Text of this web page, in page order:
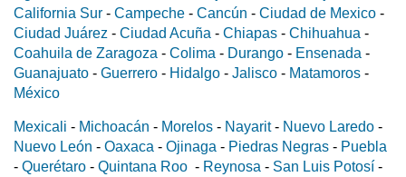
California Sur - Campeche - Cancún - Ciudad de Mexico -
Ciudad Juárez - Ciudad Acuña - Chiapas - Chihuahua -
Coahuila de Zaragoza - Colima - Durango - Ensenada -
Guanajuato - Guerrero - Hidalgo - Jalisco - Matamoros -
México
Mexicali - Michoacán - Morelos - Nayarit- Nuevo Laredo -
Nuevo León - Oaxaca - Ojinaga - Piedras Negras - Puebla
- Querétaro - Quintana Roo - Reynosa - San Luis Potosí -